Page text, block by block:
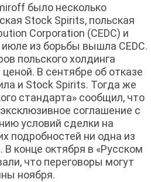
было несколько
Stock Spirits, польская
Corporation (CEDC) и
июле из борьбы вышла CEDC.
польского холдинга
В сентябре об отказе
и Stock Spirits. Тогда же
стандарта» сообщил, что
соглашение с
условий сделки на
подробностей ни одна из
конце октября в «Русском
что переговоры могут
ноября.